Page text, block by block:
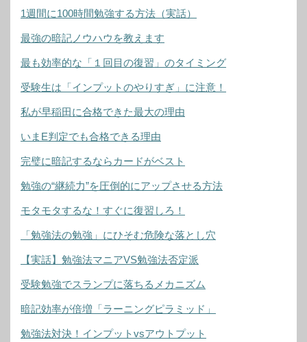
1週間に100時間勉強する方法（実話）
最強の暗記ノウハウを教えます
最も効率的な「１回目の復習」のタイミング
受験生は「インプットのやりすぎ」に注意！
私が早稲田に合格できた最大の理由
いまE判定でも合格できる理由
完璧に暗記するならカードがベスト
勉強の“継続力”を圧倒的にアップさせる方法
モタモタするな！すぐに復習しろ！
「勉強法の勉強」にひそむ危険な落とし穴
【実話】勉強法マニアVS勉強法否定派
受験勉強でスランプに落ちるメカニズム
暗記効率が倍増「ラーニングピラミッド」
勉強法対決！インプットvsアウトプット